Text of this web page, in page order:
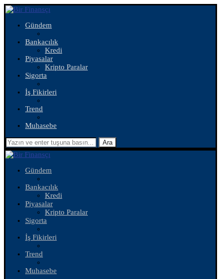
Gündem
Bankacılık
Kredi
Piyasalar
Kripto Paralar
Sigorta
İş Fikirleri
Trend
Muhasebe
Ara
Gündem
Bankacılık
Kredi
Piyasalar
Kripto Paralar
Sigorta
İş Fikirleri
Trend
Muhasebe